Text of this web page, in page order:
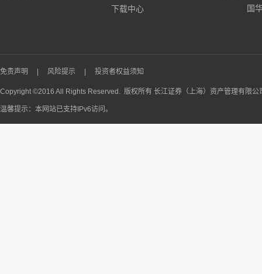
下载中心
国
免责声明 风险提示 投资者权益须知
Copyright ©2016 All Rights Reserved. 版权所有 长江证券（上海）资产管理有限
温馨提示：本网站已支持IPv6访问。